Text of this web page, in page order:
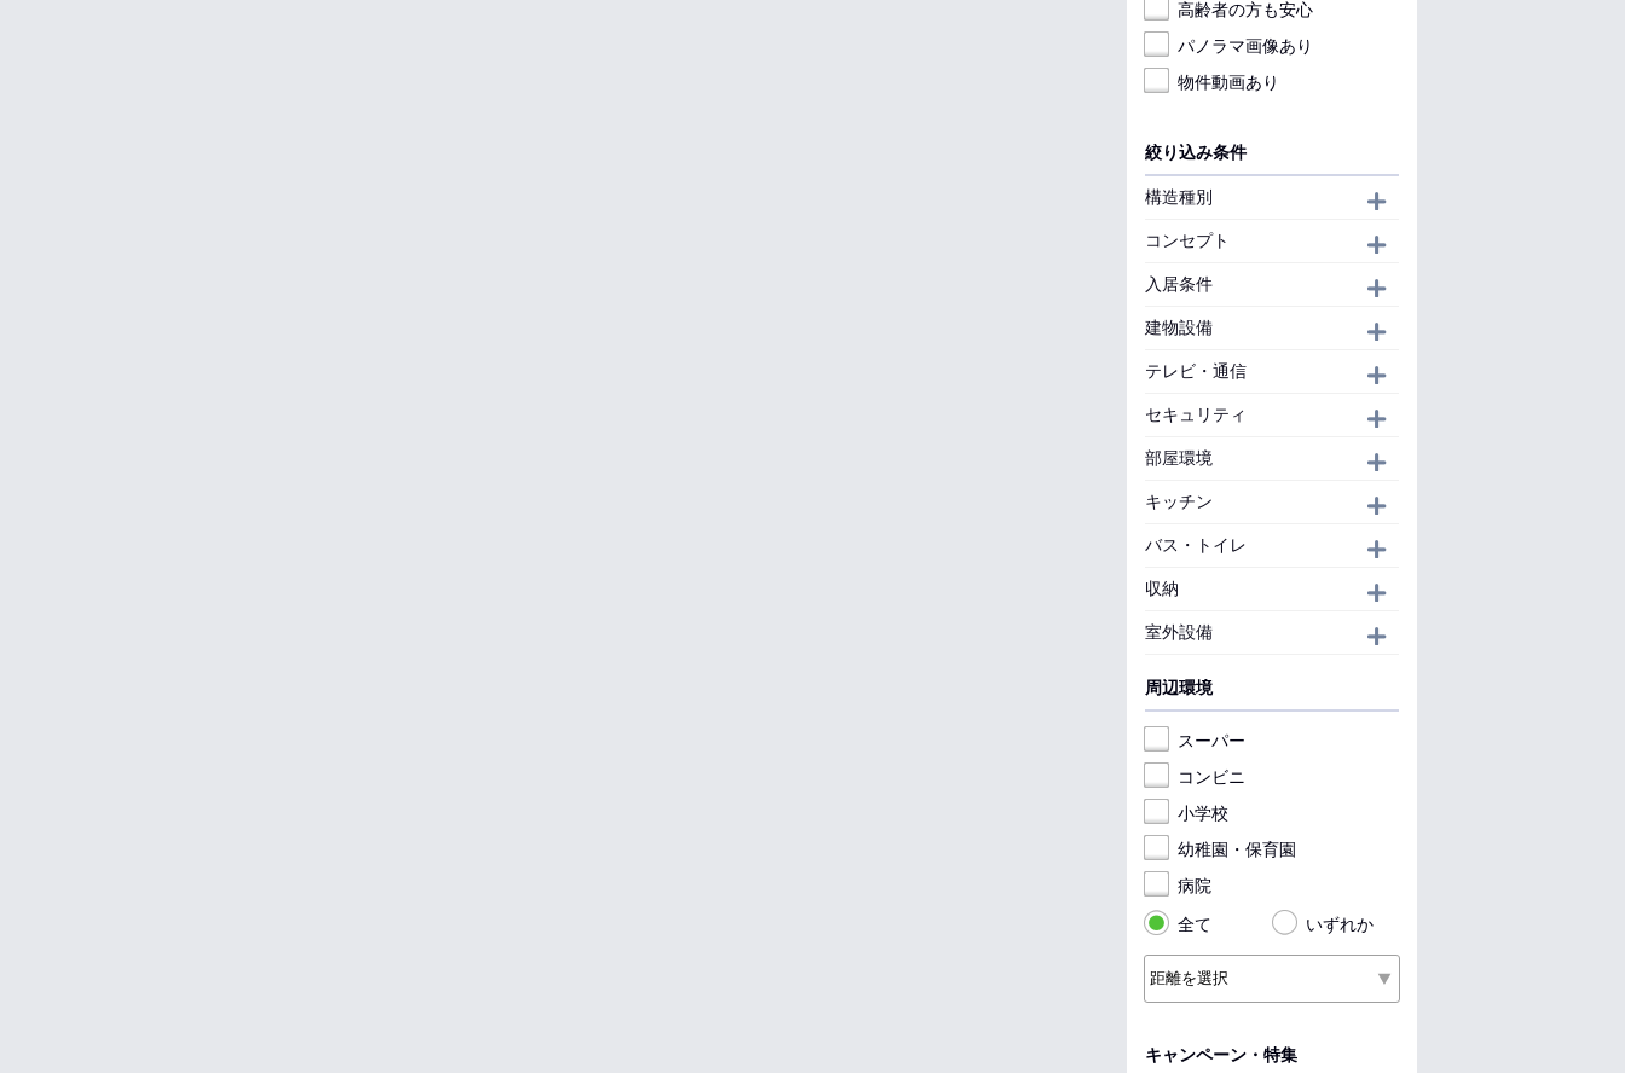
高齢者の方も安心
パノラマ画像あり
物件動画あり
絞り込み条件
構造種別
コンセプト
入居条件
建物設備
テレビ・通信
セキュリティ
部屋環境
キッチン
バス・トイレ
収納
室外設備
周辺環境
スーパー
コンビニ
小学校
幼稚園・保育園
病院
全て
いずれか
キャンペーン・特集